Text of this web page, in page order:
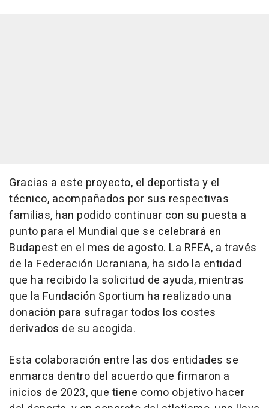
Gracias a este proyecto, el deportista y el
técnico, acompañados por sus respectivas
familias, han podido continuar con su puesta a
punto para el Mundial que se celebrará en
Budapest en el mes de agosto. La RFEA, a través
de la Federación Ucraniana, ha sido la entidad
que ha recibido la solicitud de ayuda, mientras
que la Fundación Sportium ha realizado una
donación para sufragar todos los costes
derivados de su acogida.
Esta colaboración entre las dos entidades se
enmarca dentro del acuerdo que firmaron a
inicios de 2023, que tiene como objetivo hacer